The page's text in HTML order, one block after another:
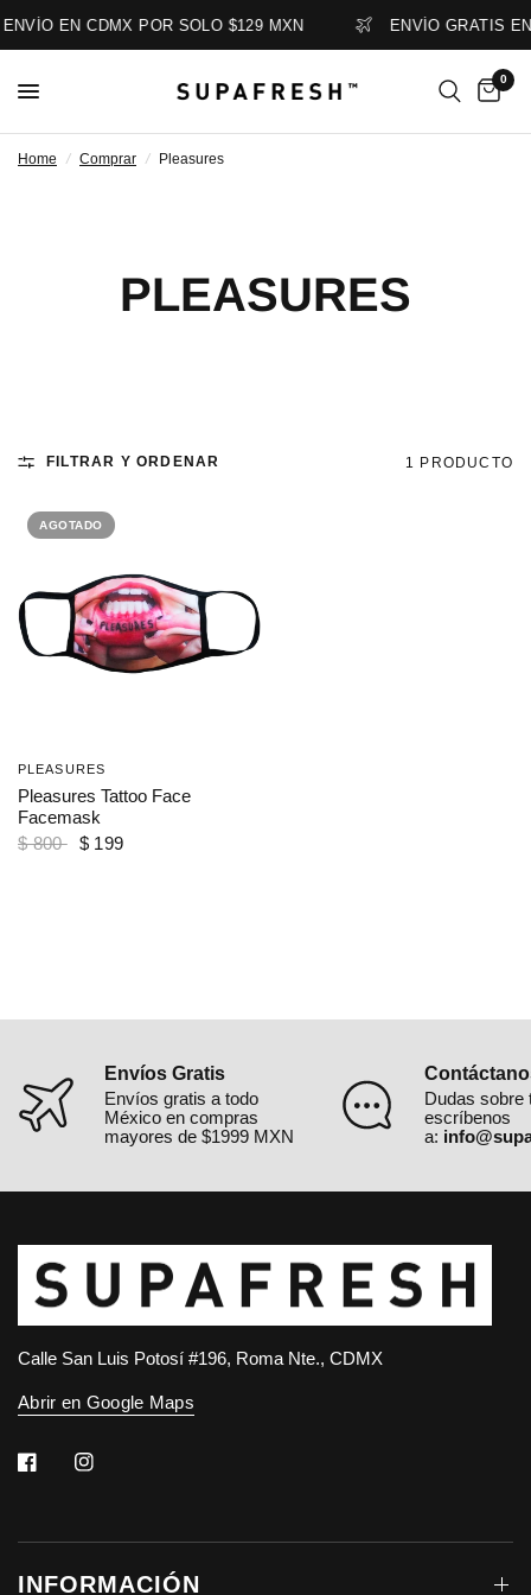
EN CDMX POR SOLO $129 MXN ENVÍO GRATIS
0
Home / Comprar / Pleasures
PLEASURES
FILTRAR Y ORDENAR 1 PRODUCTO
AGOTADO
VISTA RÁPIDA
PLEASURES
Pleasures Tattoo Face
Facemask
$ 800 $ 199
Envíos Gratis
Envíos gratis a todo
México en compras
mayores de $1999 MXN
Dudas sobre
escríbenos
a:
Calle San Luis Potosí #196, Roma Nte., CDMX
Abrir en Google Maps
INFORMACIÓN